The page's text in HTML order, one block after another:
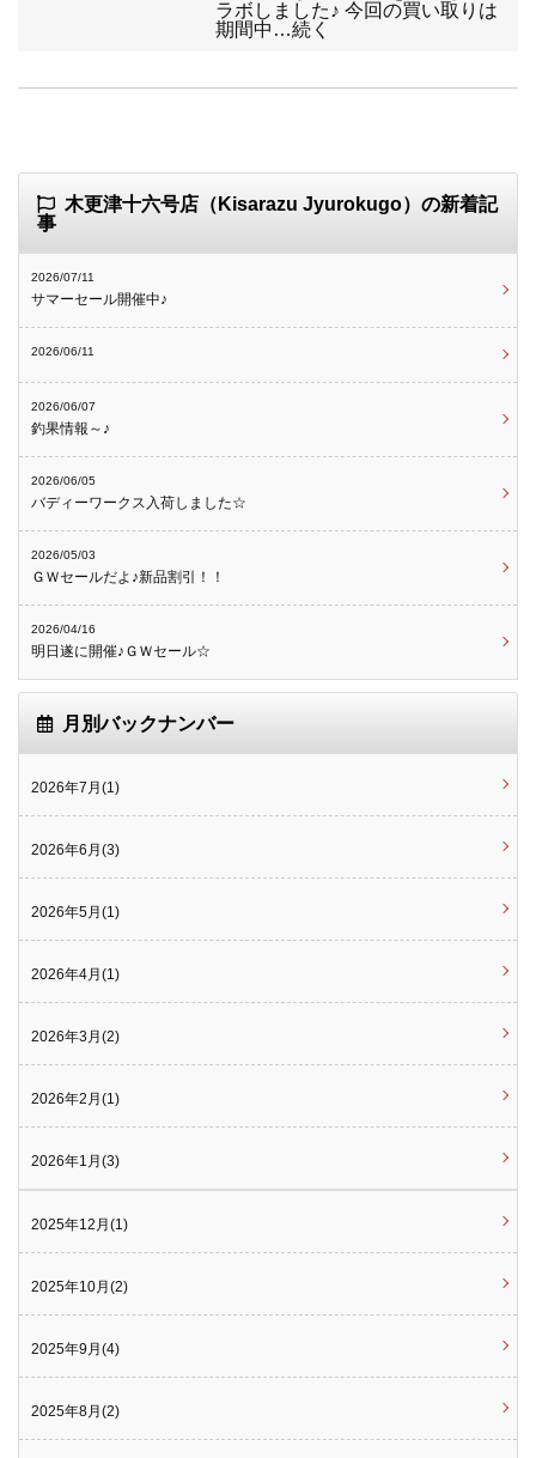
ラボしました♪ 今回の買い取りは
期間中…続く
木更津十六号店（Kisarazu Jyurokugo）の新着記
事
2026/07/11
サマーセール開催中♪
2026/06/11
2026/06/07
釣果情報～♪
2026/06/05
バディーワークス入荷しました☆
2026/05/03
ＧＷセールだよ♪新品割引！！
2026/04/16
明日遂に開催♪ＧＷセール☆
月別バックナンバー
2026年7月(1)
2026年6月(3)
2026年5月(1)
2026年4月(1)
2026年3月(2)
2026年2月(1)
2026年1月(3)
2025年12月(1)
2025年10月(2)
2025年9月(4)
2025年8月(2)